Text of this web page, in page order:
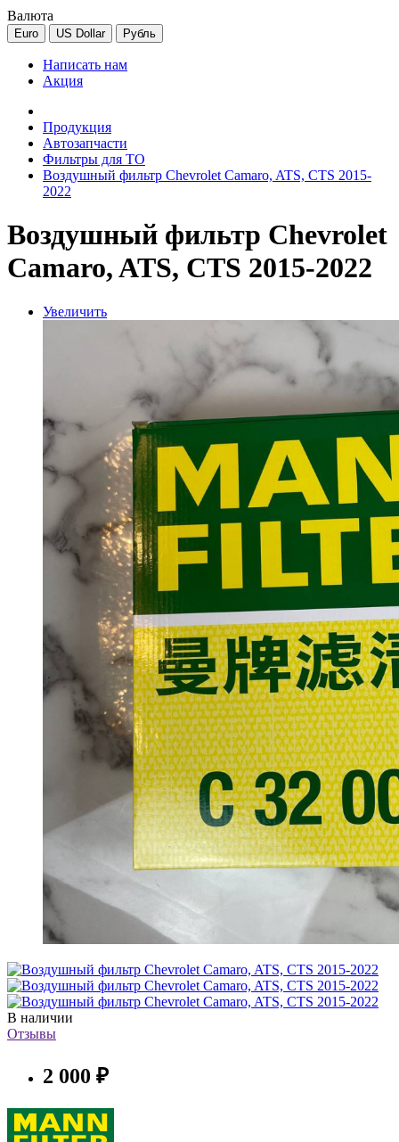
Валюта
Euro US Dollar Рубль
Написать нам
Акция
Продукция
Автозапчасти
Фильтры для ТО
Воздушный фильтр Chevrolet Camaro, ATS, CTS 2015-
2022
Воздушный фильтр Chevrolet
Camaro, ATS, CTS 2015-2022
Увеличить
В наличии
Отзывы
2 000 ₽